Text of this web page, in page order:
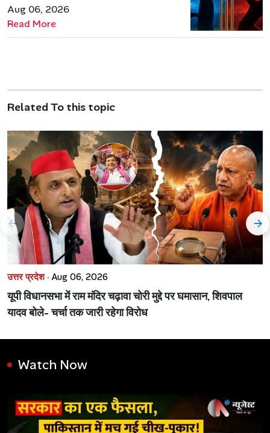
कहानी
Aug 06, 2026
Read More
Related To this topic
उत्तर प्रदेश · Aug 06, 2026
यूपी विधानसभा में राम मंदिर चढ़ावा चोरी मुद्दे पर घमासान, शिवपाल
यादव बोले- चर्चा तक जारी रहेगा विरोध
Watch Now